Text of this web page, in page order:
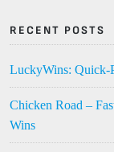
RECENT POSTS
LuckyWins:
Chicken Road –
Wins